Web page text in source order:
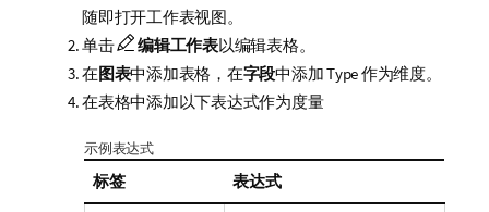
随即打开工作表视图。
单击
编辑工作表以编辑表格。
在图表中添加表格，在字段中添加Type作为维度。
在表格中添加以下表达式作为度量
示例表达式
标签 表达式